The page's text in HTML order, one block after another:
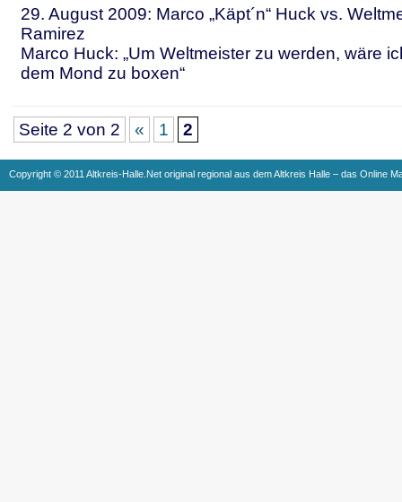
29. August 2009: Marco „Käpt´n“ Huck vs.
Ramirez
Marco Huck: „Um Weltmeister zu werden, wäre
dem Mond zu boxen“
Seite 2 von 2 « 1 2
Copyright © 2011 Altkreis-Halle.Net original regional aus dem Altkreis Halle – das Online